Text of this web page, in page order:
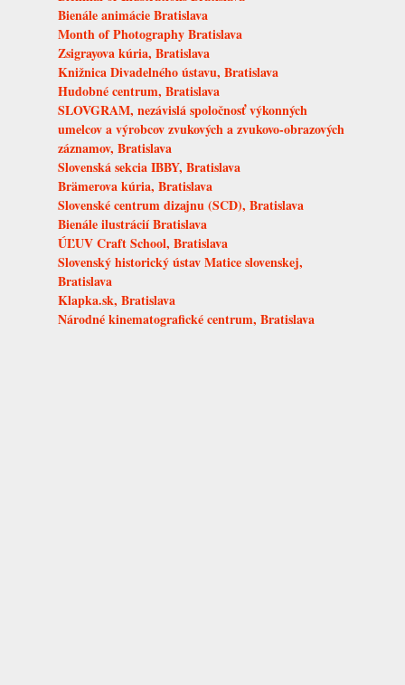
Bienále animácie Bratislava
Month of Photography Bratislava
Zsigrayova kúria, Bratislava
Knižnica Divadelného ústavu, Bratislava
Hudobné centrum, Bratislava
SLOVGRAM, nezávislá spoločnosť výkonných
umelcov a výrobcov zvukových a zvukovo-obrazových
záznamov, Bratislava
Slovenská sekcia IBBY, Bratislava
Brämerova kúria, Bratislava
Slovenské centrum dizajnu (SCD), Bratislava
Bienále ilustrácií Bratislava
ÚĽUV Craft School, Bratislava
Slovenský historický ústav Matice slovenskej,
Bratislava
Klapka.sk, Bratislava
Národné kinematografické centrum, Bratislava